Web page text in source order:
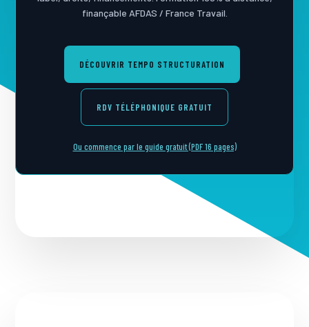
finançable AFDAS / France Travail.
DÉCOUVRIR TEMPO STRUCTURATION
RDV TÉLÉPHONIQUE GRATUIT
Ou commence par le guide gratuit (PDF 16 pages)